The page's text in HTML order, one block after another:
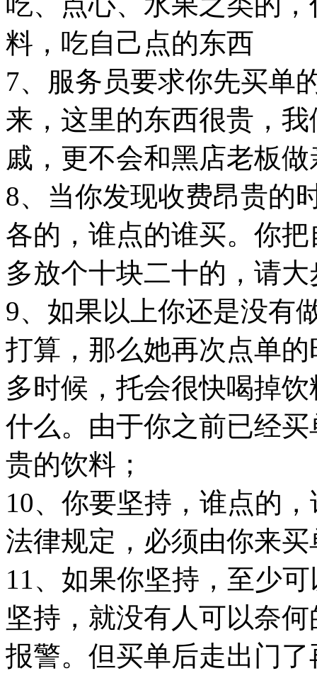
料，吃自己点的东西
7、服务员要求你先买单
来，这里的东西很贵，
戚，更不会和黑店老板
8、当你发现收费昂贵的
各的，谁点的谁买。你
多放个十块二十的，请
9、如果以上你还是没有
打算，那么她再次点单
多时候，托会很快喝掉
什么。由于你之前已经
贵的饮料；
10、你要坚持，谁点的
法律规定，必须由你来买
11、如果你坚持，至少
坚持，就没有人可以奈
报警。但买单后走出门